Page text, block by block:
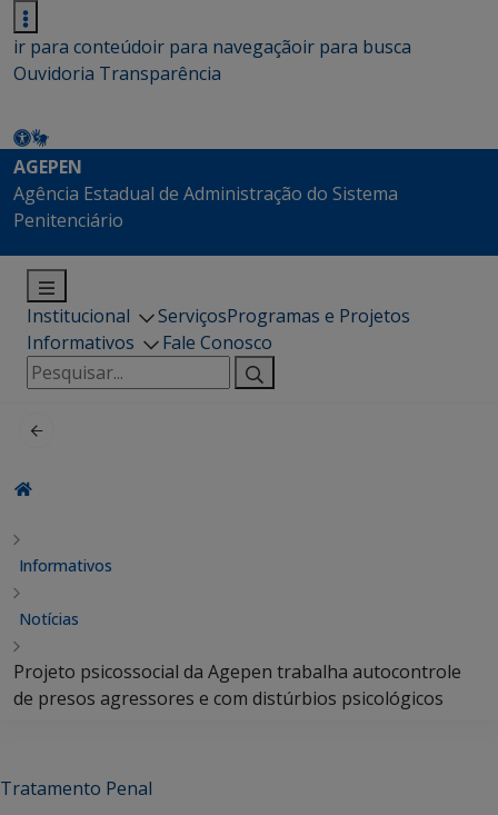
ir para conteúdoir para navegaçãoir para busca
Ouvidoria Transparência
AGEPEN
Agência Estadual de Administração do Sistema
Penitenciário
Institucional ServiçosProgramas e Projetos
Informativos
Fale Conosco
Pesquisar
por:
Informativos
Notícias
Projeto psicossocial da Agepen trabalha autocontrole
de presos agressores e com distúrbios psicológicos
Tratamento Penal